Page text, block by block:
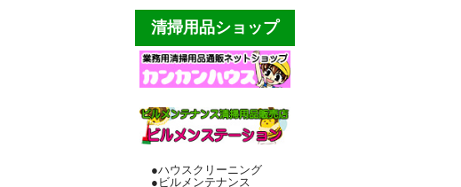
清掃用品ショップ
●ハウスクリーニング
●ビルメンテナンス